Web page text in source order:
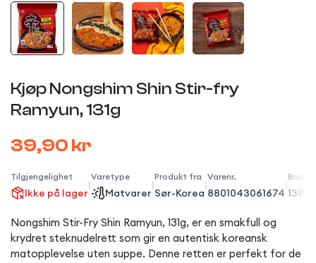
Kjøp Nongshim Shin Stir-fry
Ramyun, 131g
39,90 kr
Tilgjengelighet
Ikke på lager
|
Varetype
Matvarer
|
Produkt fra
Sør-Korea
|
Varenr.
8801043061674
|
138g
Nongshim Stir-Fry Shin Ramyun, 131g, er en smakfull og
krydret steknudelrett som gir en autentisk koreansk
matopplevelse uten suppe. Denne retten er perfekt for de